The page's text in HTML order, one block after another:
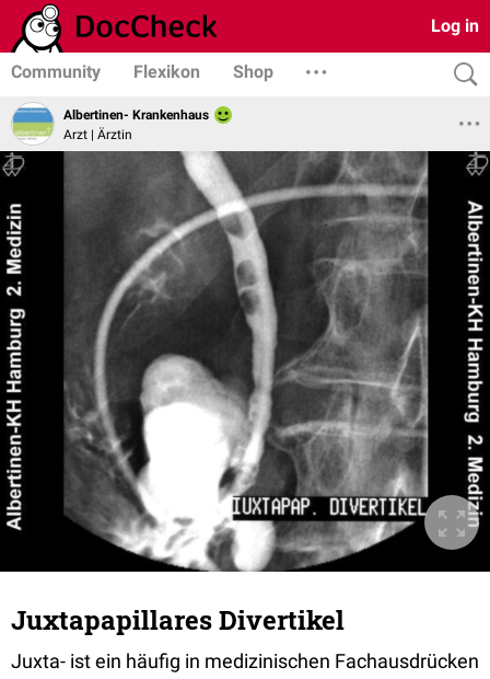
Log in
Community Flexikon Shop
Albertinen- Krankenhaus
Arzt | Ärztin
Juxtapapillares Divertikel
Juxta- ist ein häufig in medizinischen Fachausdrücken